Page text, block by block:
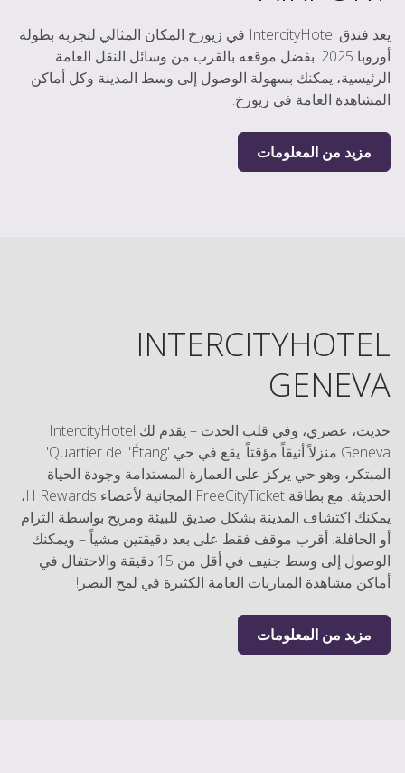
يعد فندق IntercityHotel في زيورخ المكان المثالي لتجربة بطولة
أوروبا 2025. بفضل موقعه بالقرب من وسائل النقل العامة
الرئيسية، يمكنك بسهولة الوصول إلى وسط المدينة وكل أماكن
المشاهدة العامة في زيورخ.
مزيد من المعلومات
INTERCITYHOTEL
GENEVA
حديث، عصري، وفي قلب الحدث – يقدم لك IntercityHotel
Geneva منزلاً أنيقاً مؤقتاً. يقع في حي 'Quartier de l'Étang'
المبتكر، وهو حي يركز على العمارة المستدامة وجودة الحياة
الحديثة. مع بطاقة FreeCityTicket المجانية لأعضاء H Rewards،
يمكنك اكتشاف المدينة بشكل صديق للبيئة ومريح بواسطة الترام
أو الحافلة. أقرب موقف فقط على بعد دقيقتين مشياً – ويمكنك
الوصول إلى وسط جنيف في أقل من 15 دقيقة والاحتفال في
أماكن مشاهدة المباريات العامة الكثيرة في لمح البصر!
مزيد من المعلومات